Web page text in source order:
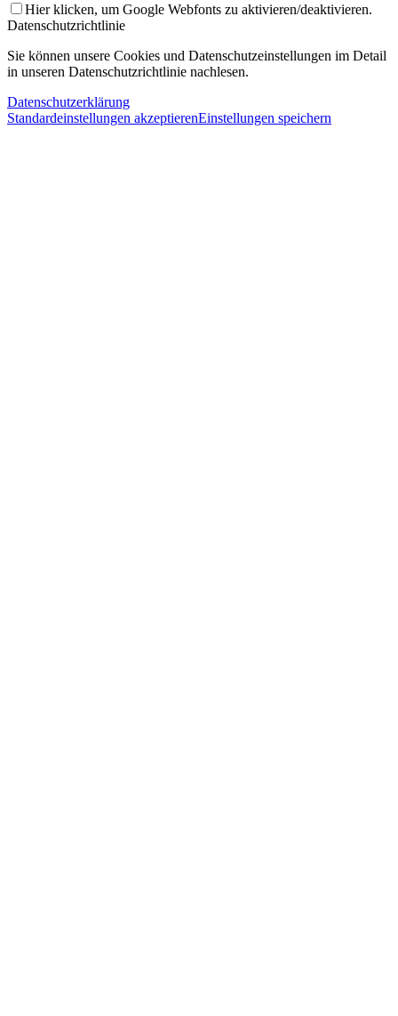
Hier klicken, um Google Webfonts zu aktivieren/deaktivieren.
Datenschutzrichtlinie
Sie können unsere Cookies und Datenschutzeinstellungen im Detail
in unseren Datenschutzrichtlinie nachlesen.
Datenschutzerklärung
Standardeinstellungen akzeptierenEinstellungen speichern